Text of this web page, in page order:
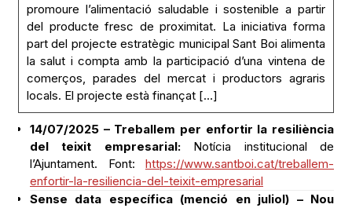
promoure l’alimentació saludable i sostenible a partir
del producte fresc de proximitat. La iniciativa forma
part del projecte estratègic municipal Sant Boi alimenta
la salut i compta amb la participació d’una vintena de
comerços, parades del mercat i productors agraris
locals. El projecte està finançat […]
14/07/2025 – Treballem per enfortir la resiliència
del teixit empresarial:Notícia institucional de
l’Ajuntament. Font: https://www.santboi.cat/treballem-
enfortir-la-resiliencia-del-teixit-empresarial
Sense data específica (menció en juliol) – Nou